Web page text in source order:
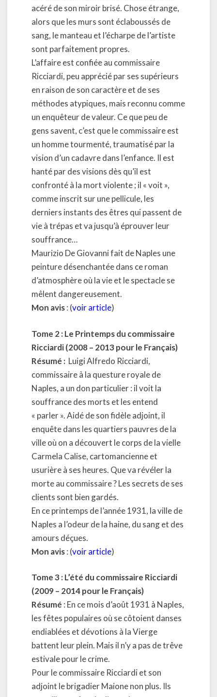
acéré de son miroir brisé. Chose étrange,
alors que les murs sont éclaboussés de
sang, le manteau et l’écharpe de l’artiste
sont parfaitement propres.
L’affaire est confiée au commissaire
Ricciardi, peu apprécié par ses supérieurs
en raison de son caractère et de ses
méthodes atypiques, mais reconnu comme
un enquêteur de valeur. Ce que peu de
gens savent, c’est que le commissaire est
un homme tourmenté, traumatisé par la
vision d’un cadavre dans l’enfance. Il est
hanté par des visions dès qu’il est
confronté à la mort violente ; il « voit »,
comme inscrit sur une pellicule, les
derniers instants des êtres qui passent de
vie à trépas et va jusqu’à éprouver leur
souffrance…
Maurizio De Giovanni fait de Naples une
peinture désenchantée dans ce roman
d’atmosphère où la vie et le spectacle se
mêlent dangereusement.
Mon avis: (voir article)
Tome 2 : Le Printemps du commissaire
Ricciardi (2008 – 2013 pour le Français)
Résumé : Luigi Alfredo Ricciardi,
commissaire à la questure royale de
Naples, a un don particulier : il voit la
souffrance des morts et les entend
« parler ». Aidé de son fidèle adjoint, il
enquête dans les quartiers pauvres de la
ville où on a découvert le corps de la vielle
Carmela Calise, cartomancienne et
usurière à ses heures. Que va révéler la
morte au commissaire ? Les secrets de ses
clients sont bien gardés.
En ce printemps de l’année 1931, la ville de
Naples a l’odeur de la haine, du sang et des
amours déçues.
Mon avis: (voir article)
Tome 3 : L’été du commissaire Ricciardi
(2009 – 2014 pour le Français)
Résumé : En ce mois d’août 1931 à Naples,
les fêtes populaires où se côtoient danses
endiablées et dévotions à la Vierge
battent leur plein. Mais il n’y a pas de trêve
estivale pour le crime.
Pour le commissaire Ricciardi et son
adjoint le brigadier Maione non plus. Ils